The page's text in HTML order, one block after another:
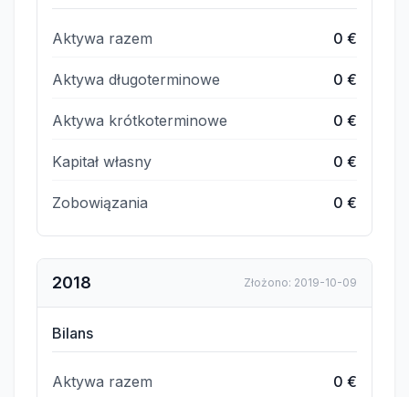
Aktywa razem 0 €
Aktywa długoterminowe 0 €
Aktywa krótkoterminowe 0 €
Kapitał własny 0 €
Zobowiązania 0 €
2018 Złożono: 2019-10-09
Bilans
Aktywa razem 0 €